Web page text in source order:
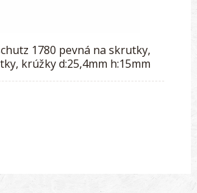
1780 pevná na skrutky,
krúžky d:25,4mm h:15mm